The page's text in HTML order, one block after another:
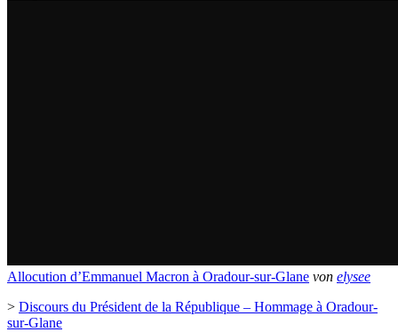
Allocution d’Emmanuel Macron à Oradour-sur-Glane von elysee
> Discours du Président de la République – Hommage à Oradour-
sur-Glane